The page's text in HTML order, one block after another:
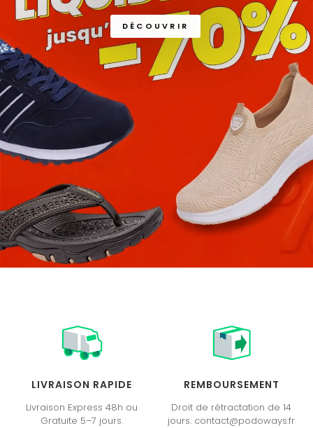
DÉCOUVRIR
LIVRAISON RAPIDE
Livraison Express 48h ou
Gratuite 5–7 jours.
REMBOURSEMENT
Droit de rétractation de 14
jours. contact@podoways.fr